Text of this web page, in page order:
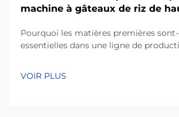
machine à gâteaux de riz de
Pourquoi les matières premières
essentielles dans une ligne de
transformation de collations, l’un des
VOIR PLUS